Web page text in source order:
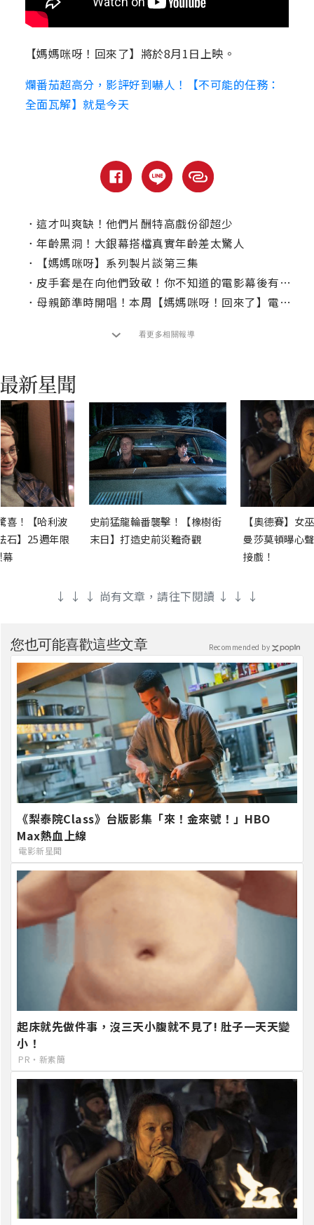
【媽媽咪呀！回來了】將於8月1日上映。
爛番茄超高分，影評好到嚇人！【不可能的任務：
全面瓦解】就是今天
． 這才叫爽缺！他們片酬特高戲份卻超少
． 年齡黑洞！大銀幕搭檔真實年齡差太驚人
．
【媽媽咪呀】系列製片談第三集
． 皮手套是在向他們致敬！你不知道的電影幕後有趣小事實
． 母親節準時開唱！本周【媽媽咪呀！回來了】電視首播
看更多相關報導
喜！【哈利波
石】25週年限
史前猛龍輪番襲擊！【橡樹街
末日】打造史前災難奇觀
【奧德賽】女
曼莎莫頓曝心
接戲！
↓ ↓ ↓ 尚有文章，請往下閱讀 ↓ ↓ ↓
您也可能喜歡這些文章
《梨泰院Class》台版影集「來！金來號！」HBO
Max熱血上線
電影新星聞
起床就先做件事，沒三天小腹就不見了! 肚子一天天變
小！
PR・新素簡
Recommended by